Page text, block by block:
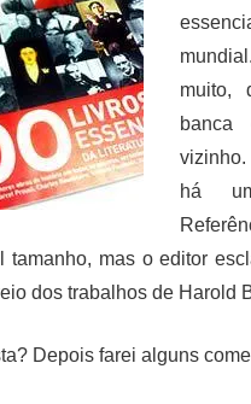
muito,
banca
vizinho.
há
tamanho, mas o editor
dos trabalhos de Harold
Depois farei alguns